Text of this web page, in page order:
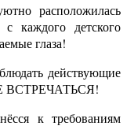
расположилась
каждого детского
глаза!
действующие
ВСТРЕЧАТЬСЯ!
к требованиям